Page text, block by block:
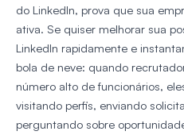
do LinkedIn, prova que sua
ativa. Se quiser melhorar sua
LinkedIn rapidamente e
bola de neve: quando
número alto de funcionários,
visitando perfis, enviando
perguntando sobre